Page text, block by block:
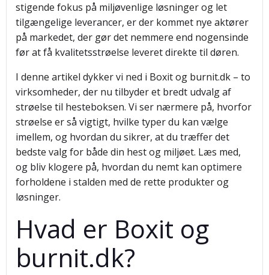
stigende fokus på miljøvenlige løsninger og let
tilgængelige leverancer, er der kommet nye aktører
på markedet, der gør det nemmere end nogensinde
før at få kvalitetsstrøelse leveret direkte til døren.
I denne artikel dykker vi ned i Boxit og burnit.dk – to
virksomheder, der nu tilbyder et bredt udvalg af
strøelse til hesteboksen. Vi ser nærmere på, hvorfor
strøelse er så vigtigt, hvilke typer du kan vælge
imellem, og hvordan du sikrer, at du træffer det
bedste valg for både din hest og miljøet. Læs med,
og bliv klogere på, hvordan du nemt kan optimere
forholdene i stalden med de rette produkter og
løsninger.
Hvad er Boxit og
burnit.dk?